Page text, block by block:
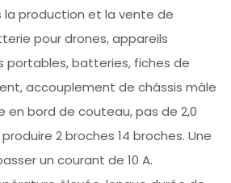
la production et la vente de
pour drones, appareils
portables, batteries, fiches de
accouplement de châssis mâle
en bord de couteau, pas de 2,0
2 broches 14 broches. Une
un courant de 10 A.